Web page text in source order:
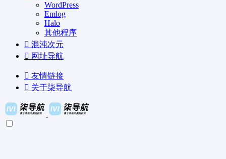
WordPress
Emlog
Halo
其他程序
混沌次元
网址导航
友情链接
关于柒导航